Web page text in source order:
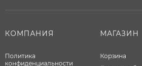
КОМПАНИЯ
Политика
конфиденциальности
МАГАЗИН
Корзина